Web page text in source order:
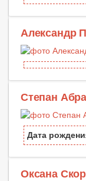
Александр
Степан
Дата
Оксана